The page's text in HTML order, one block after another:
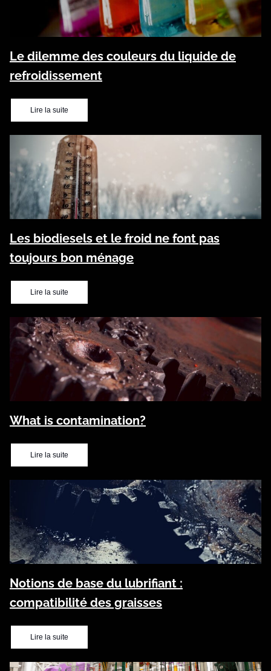
Le dilemme des couleurs du liquide de
refroidissement
Lire la suite
Les biodiesels et le froid ne font pas
toujours bon ménage
Lire la suite
What is contamination?
Lire la suite
Notions de base du lubrifiant :
compatibilité des graisses
Lire la suite